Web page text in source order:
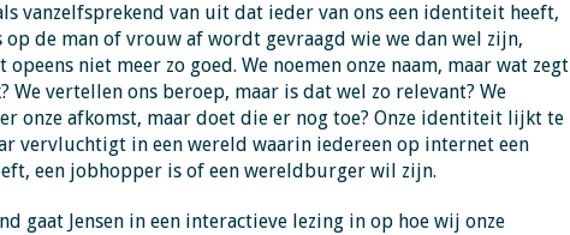
vanzelfsprekend van uit dat ieder van ons een identiteit heeft,
op de man of vrouw af wordt gevraagd wie we dan wel zijn,
opeens niet meer zo goed. We noemen onze naam, maar wat zegt
We vertellen ons beroep, maar is dat wel zo relevant? We
onze afkomst, maar doet die er nog toe? Onze identiteit lijkt te
vervluchtigt in een wereld waarin iedereen op internet een
een jobhopper is of een wereldburger wil zijn.
gaat Jensen in een interactieve lezing in op hoe wij onze